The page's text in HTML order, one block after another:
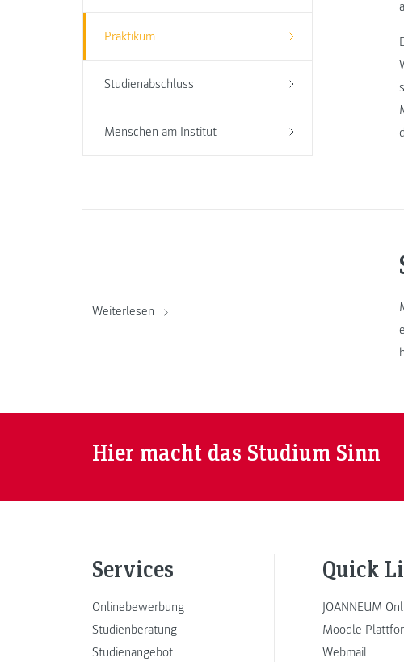
Praktikum
Studienabschluss
Menschen am Institut
Weiterlesen
Hier macht das Studium Sinn
Services
Onlinebewerbung
Studienberatung
Studienangebot
Quick
JOANNEUM
Moodle
Webmail